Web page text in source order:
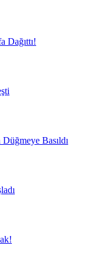
Dağıttı!
Basıldı